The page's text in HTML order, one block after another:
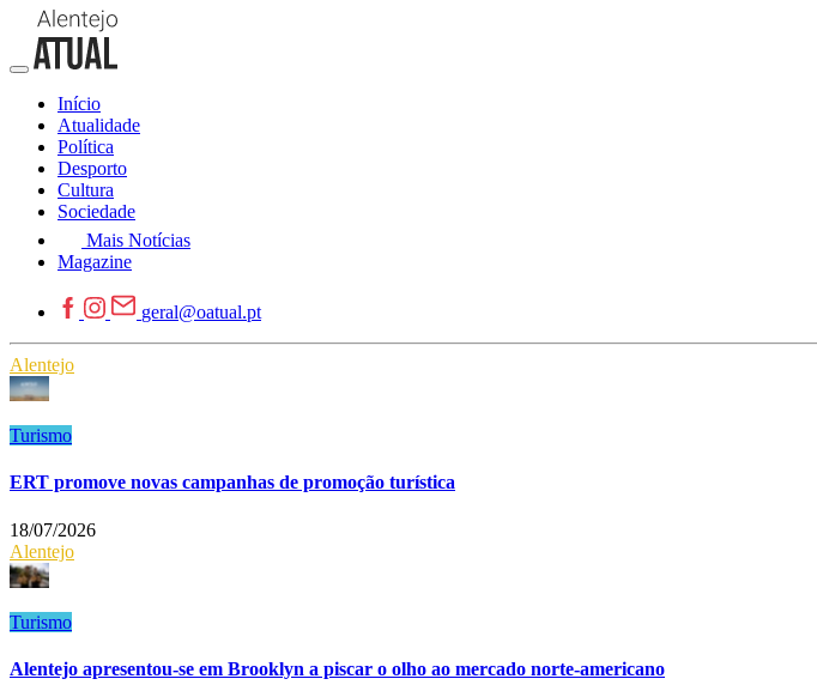
Início
Atualidade
Política
Desporto
Cultura
Sociedade
Mais Notícias
Magazine
geral@oatual.pt
Alentejo
Turismo
ERT promove novas campanhas de promoção turística
18/07/2026
Alentejo
Turismo
Alentejo apresentou-se em Brooklyn a piscar o olho ao mercado norte-americano